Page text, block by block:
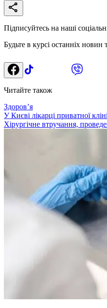
Підписуйтесь на наші
Будьте в курсі останніх
Читайте також
Здоровʼя
У Києві лікарці приватної
Хірургічне втручання,